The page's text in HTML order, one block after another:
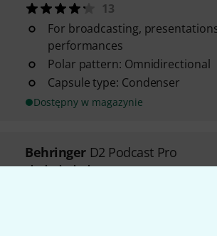
13
For broadcasting,
performances
Polar pattern: Omnidirectional
Capsule type: Condenser
Dostępny w magazynie
Behringer D2 Podcast Pro
1